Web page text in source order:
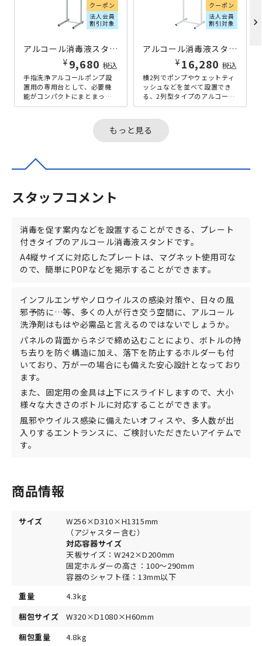
クーポン
法人会員
割引対象
アルコール消毒液スタンド ベーシックタイプ W256×D310×H1015 シルバー
¥ 9,680 税込
手指洗浄アルコールポンプ設
置用の専用台として、必要機
能がコンパクトにまとまっ
た、ベーシックなポンプ台で
クーポン
法人会員
割引対象
アルコール消毒液スタンド ボトル2列タイプ W350×D358×H1155 ホワイト
¥ 16,280 税込
横2列でポンプやウェットティ
ッシュなどを並べて設置でき
る、2列型タイプのアルコール
消毒液スタンドです。プレー
chevron_right
もっと見る
スタッフコメント
消毒を促す案内などを設置することができる、プレート
付きタイプのアルコール消毒液スタンドです。
A4縦サイズに対応したプレートは、マグネット使用可な
ので、簡単にPOPなどを掲示することができます。
インフルエンザやノロウイルスの感染対策や、日々の風
邪予防に…等、多くの人が行き交う空間に、アルコール
洗浄剤はもはや必需品と言えるのではないでしょうか。
パネルの背面からネジで締め込むことにより、ボトルの持
ち去りを防ぐ構造に加え、落下を防止するホルダーも付
いており、万が一の場合にも備えた安心設計となっており
ます。
また、固定用の金具は上下にスライドしますので、大小
様々な大きさのボトルに対応することができます。
風邪やウイルス感染に備えたいオフィスや、多人数が出
入りするエントランスに、ご検討いただきたいアイテムで
す。
商品情報
サイズ
W256×D310×H1315mm
（アジャスター含む）
対応容器サイズ
天板サイズ：W242×D200mm
固定ホルダーの高さ：100～290mm
容器のシャフト径：13mm以下
重量
4.3kg
梱包サイズ
W320×D1080×H60mm
梱包重量
4.8kg